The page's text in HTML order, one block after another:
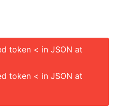
token < in JSON at
token < in JSON at